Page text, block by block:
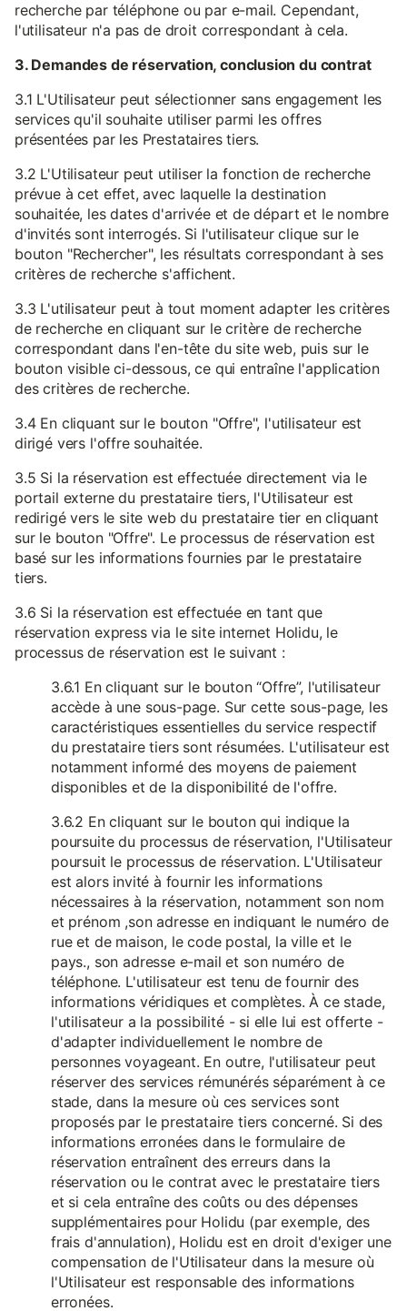
recherche par téléphone ou par e-mail. Cependant,
l'utilisateur n'a pas de droit correspondant à cela.
3. Demandes de réservation, conclusion du contrat
3.1 L'Utilisateur peut sélectionner sans engagement les
services qu'il souhaite utiliser parmi les offres
présentées par les Prestataires tiers.
3.2 L'Utilisateur peut utiliser la fonction de recherche
prévue à cet effet, avec laquelle la destination
souhaitée, les dates d'arrivée et de départ et le nombre
d'invités sont interrogés. Si l'utilisateur clique sur le
bouton "Rechercher", les résultats correspondant à ses
critères de recherche s'affichent.
3.3 L'utilisateur peut à tout moment adapter les critères
de recherche en cliquant sur le critère de recherche
correspondant dans l'en-tête du site web, puis sur le
bouton visible ci-dessous, ce qui entraîne l'application
des critères de recherche.
3.4 En cliquant sur le bouton "Offre", l'utilisateur est
dirigé vers l'offre souhaitée.
3.5 Si la réservation est effectuée directement via le
portail externe du prestataire tiers, l'Utilisateur est
redirigé vers le site web du prestataire tier en cliquant
sur le bouton "Offre". Le processus de réservation est
basé sur les informations fournies par le prestataire
tiers.
3.6 Si la réservation est effectuée en tant que
réservation express via le site internet Holidu, le
processus de réservation est le suivant :
3.6.1 En cliquant sur le bouton “Offre”, l'utilisateur
accède à une sous-page. Sur cette sous-page, les
caractéristiques essentielles du service respectif
du prestataire tiers sont résumées. L'utilisateur est
notamment informé des moyens de paiement
disponibles et de la disponibilité de l'offre.
3.6.2 En cliquant sur le bouton qui indique la
poursuite du processus de réservation, l'Utilisateur
poursuit le processus de réservation. L'Utilisateur
est alors invité à fournir les informations
nécessaires à la réservation, notamment son nom
et prénom ,son adresse en indiquant le numéro de
rue et de maison, le code postal, la ville et le
pays., son adresse e-mail et son numéro de
téléphone. L'utilisateur est tenu de fournir des
informations véridiques et complètes. À ce stade,
l'utilisateur a la possibilité - si elle lui est offerte -
d'adapter individuellement le nombre de
personnes voyageant. En outre, l'utilisateur peut
réserver des services rémunérés séparément à ce
stade, dans la mesure où ces services sont
proposés par le prestataire tiers concerné. Si des
informations erronées dans le formulaire de
réservation entraînent des erreurs dans la
réservation ou le contrat avec le prestataire tiers
et si cela entraîne des coûts ou des dépenses
supplémentaires pour Holidu (par exemple, des
frais d'annulation), Holidu est en droit d'exiger une
compensation de l'Utilisateur dans la mesure où
l'Utilisateur est responsable des informations
erronées.